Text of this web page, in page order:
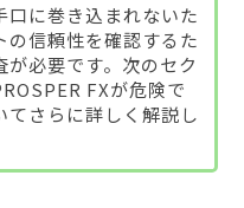
口に巻き込まれないた
の信頼性を確認するた
が必要です。次のセク
FXが危険で
てさらに詳しく解説し